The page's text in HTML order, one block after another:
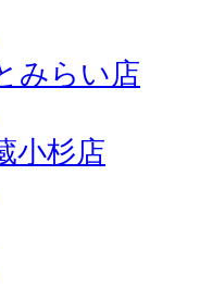
みらい店
小杉店